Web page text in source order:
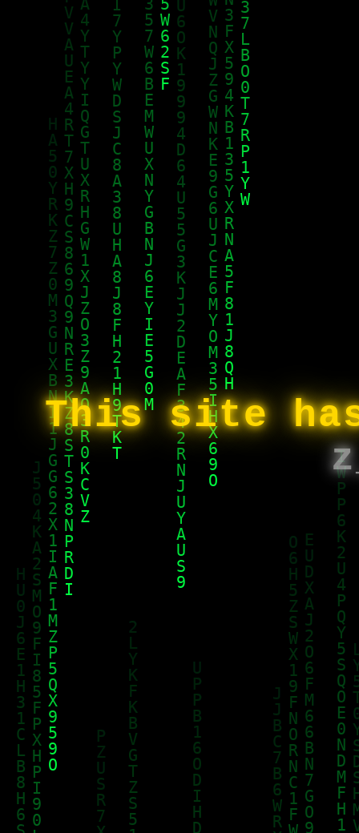
This site